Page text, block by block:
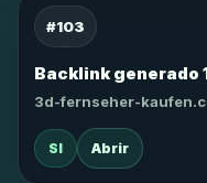
#103
Backlink generado
3d-fernseher-
SI Abrir